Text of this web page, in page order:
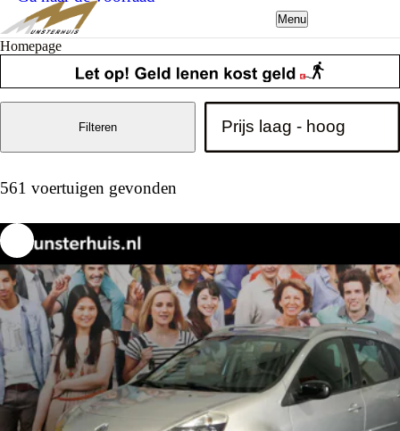
Menu
Homepage
561 voertuigen gevonden
Filteren